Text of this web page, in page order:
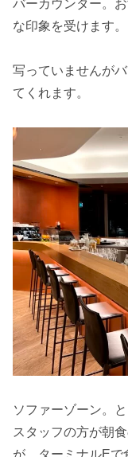
バーカウンター。
な印象を受けます。
写っていませんが
てくれます。
ソファーゾーン。
スタッフの方が朝
が、ターミナルE